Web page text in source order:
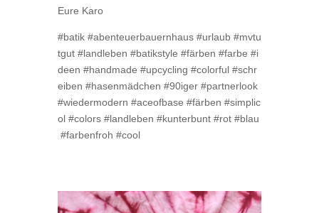
Eure Karo
#batik #abenteuerbauernhaus #urlaub #mvtu
tgut #landleben #batikstyle #färben #farbe #i
deen #handmade #upcycling #colorful #schr
eiben #hasenmädchen #90iger #partnerlook
#wiedermodern #aceofbase #färben #simplic
ol #colors #landleben #kunterbunt #rot #blau
#farbenfroh #cool